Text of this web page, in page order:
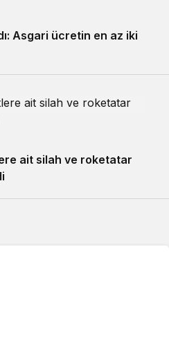
Asgari ücretin en az iki
ait silah ve roketatar